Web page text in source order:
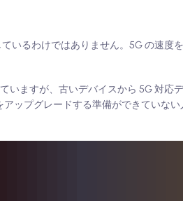
いるわけではありません。5G の速
いますが、古いデバイスから 5G 対
ップグレードする準備ができていな